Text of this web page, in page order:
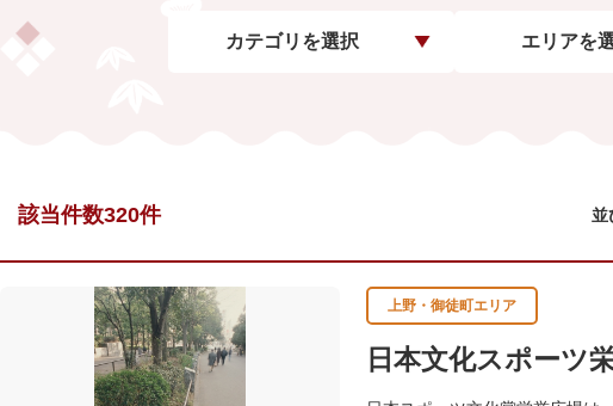
カテゴリを選択 エリアを
該当件数320件 並
上野・御徒町エリア
日本文化スポーツ